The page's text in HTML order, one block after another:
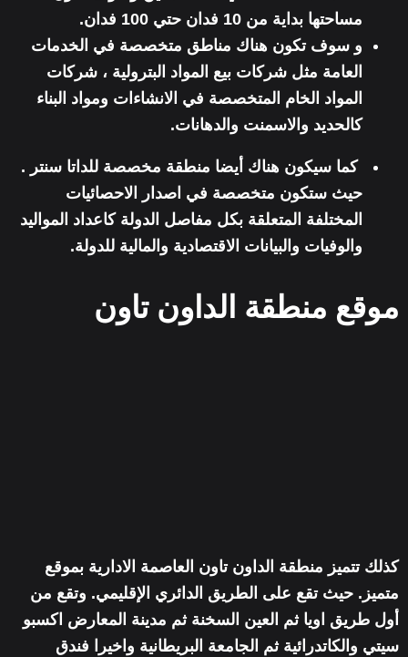
مساحتها بداية من 10 فدان حتي 100 فدان.
و سوف تكون هناك مناطق متخصصة في الخدمات
العامة مثل شركات بيع المواد البترولية ، شركات
المواد الخام المتخصصة في الانشاءات ومواد البناء
كالحديد والاسمنت والدهانات.
كما سيكون هناك أيضا منطقة مخصصة للداتا سنتر .
حيث ستكون متخصصة في اصدار الاحصائيات
المختلفة المتعلقة بكل مفاصل الدولة كاعداد المواليد
والوفيات والبيانات الاقتصادية والمالية للدولة.
موقع منطقة الداون تاون
كذلك تتميز منطقة الداون تاون العاصمة الادارية بموقع
متميز. حيث تقع على الطريق الدائري الإقليمي. وتقع من
أول طريق اويا ثم العين السخنة ثم مدينة المعارض اكسبو
سيتي والكاتدرائية ثم الجامعة البريطانية واخيرا فندق